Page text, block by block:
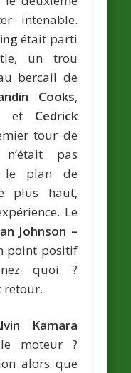
intenable.
était parti
un trou
bercail de
Cooks,
et Cedrick
tour de
pas
le plan de
plus haut,
Le
Johnson –
point positif
quoi ?
retour.
Kamara
moteur ?
alors que